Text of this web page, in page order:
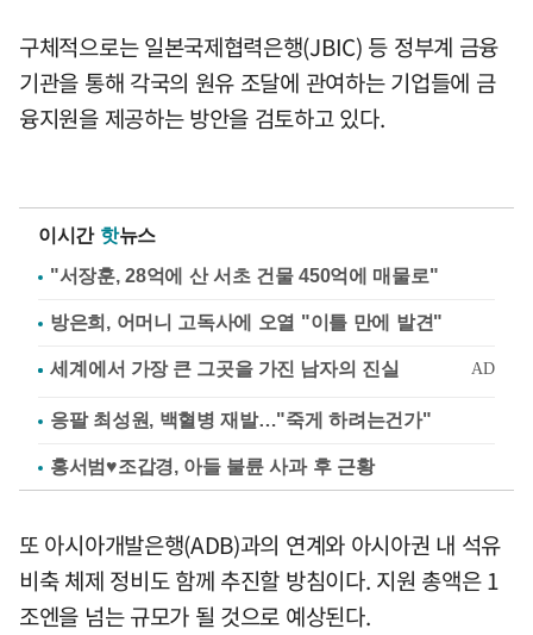
구체적으로는 일본국제협력은행(JBIC) 등 정부계 금융
기관을 통해 각국의 원유 조달에 관여하는 기업들에 금
융지원을 제공하는 방안을 검토하고 있다.
이시간 핫뉴스
"서장훈, 28억에 산 서초 건물 450억에 매물로"
방은희, 어머니 고독사에 오열 "이틀 만에 발견"
응팔 최성원, 백혈병 재발…"죽게 하려는건가"
홍서범♥조갑경, 아들 불륜 사과 후 근황
또 아시아개발은행(ADB)과의 연계와 아시아권 내 석유
비축 체제 정비도 함께 추진할 방침이다. 지원 총액은 1
조엔을 넘는 규모가 될 것으로 예상된다.